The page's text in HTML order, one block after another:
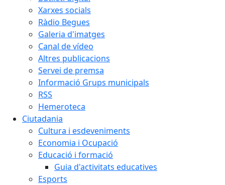
Xarxes socials
Ràdio Begues
Galeria d'imatges
Canal de vídeo
Altres publicacions
Servei de premsa
Informació Grups municipals
RSS
Hemeroteca
Ciutadania
Cultura i esdeveniments
Economia i Ocupació
Educació i formació
Guia d'activitats educatives
Esports